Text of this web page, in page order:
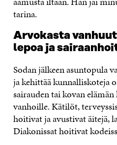
tarina.
Arvokasta
lepoa ja
Sodan jälkeen asuntopula
ja kehittää kunnalliskoteja
sairauden tai kovan
vanhoille. Kätilöt,
hoitivat ja avustivat äitejä,
Diakonissat hoitivat